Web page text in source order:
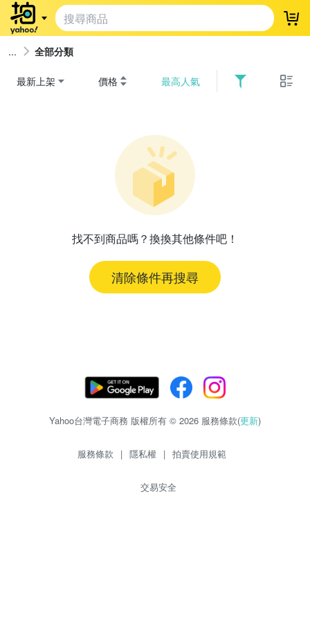
登
全部分類
最新上架 價格 最高人氣
找不到商品嗎？換換其他條件吧！
清除條件再搜尋
Yahoo台灣電子商務 版權所有 © 2026 服務條款(更新)
服務條款 | 隱私權 | 拍賣使用規範
交易安全